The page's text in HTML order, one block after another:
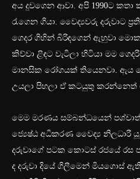
අය දුවගෙන ආවා. අපි 1990ට
රැගෙන ගියා. වෛද්‍යවරු දරුවාට
ගෙදර ගිහින් බිරිඳගෙන් ඇහුවා
කිව්වා ළිඳට වැටිලා හිටියා මම
මානසික රෝගයක් තියෙනවා. ඇය
උයලා පිහලා ඒ කටයුතු කරන්නෙත්
මෙම මරණය සම්බන්ධයෙන්
ජ්‍යෙෂ්ඨ අධිකරණ වෛද්‍ය නිලධාරී
දරුවාගේ පටක කොටස් රජයේ
ද දරුවා දියේ ගිලීමෙන් මියගොස්